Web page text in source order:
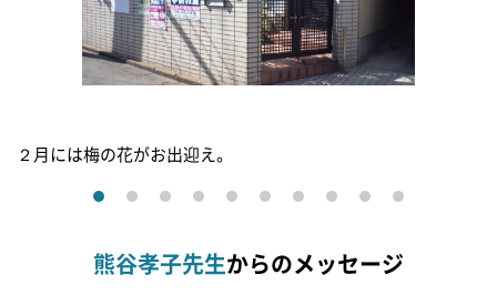
２月には梅の花がお出迎え。
熊谷孝子先生からのメッセージ